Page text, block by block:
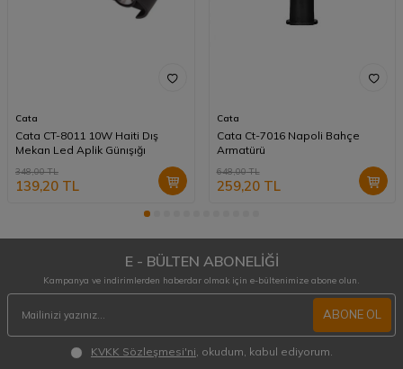
Cata
Cata CT-8011 10W Haiti Dış
Mekan Led Aplik Günışığı
348,00TL
139,20 TL
Cata
Cata Ct-7016 Napoli Bahçe
Armatürü
648,00TL
259,20TL
E - BÜLTEN ABONELİĞİ
Kampanya ve indirimlerden haberdar olmak için e-bültenimize abone olun.
ABONE OL
KVKK Sözleşmesi'ni , okudum, kabul ediyorum.